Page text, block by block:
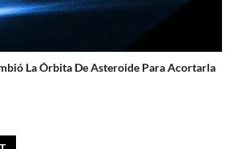
La Órbita De Asteroide Para Acortarla